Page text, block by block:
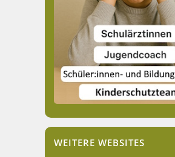
WEITERE WEBSITES